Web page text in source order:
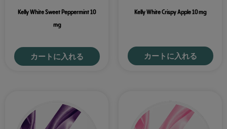
Kelly White Sweet Peppermint 10
mg
カートに入れる
Kelly White Crispy Apple 10 mg
カートに入れる